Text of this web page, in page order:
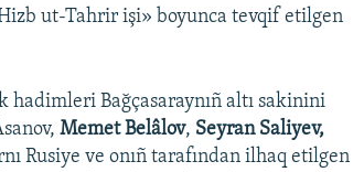
ut-Tahrir işi» boyunca tevqif etilgen
Bağçasaraynıñ altı sakinini
Memet Belâlov, Seyran Saliyev,
Rusiye ve onıñ tarafından ilhaq etilgen